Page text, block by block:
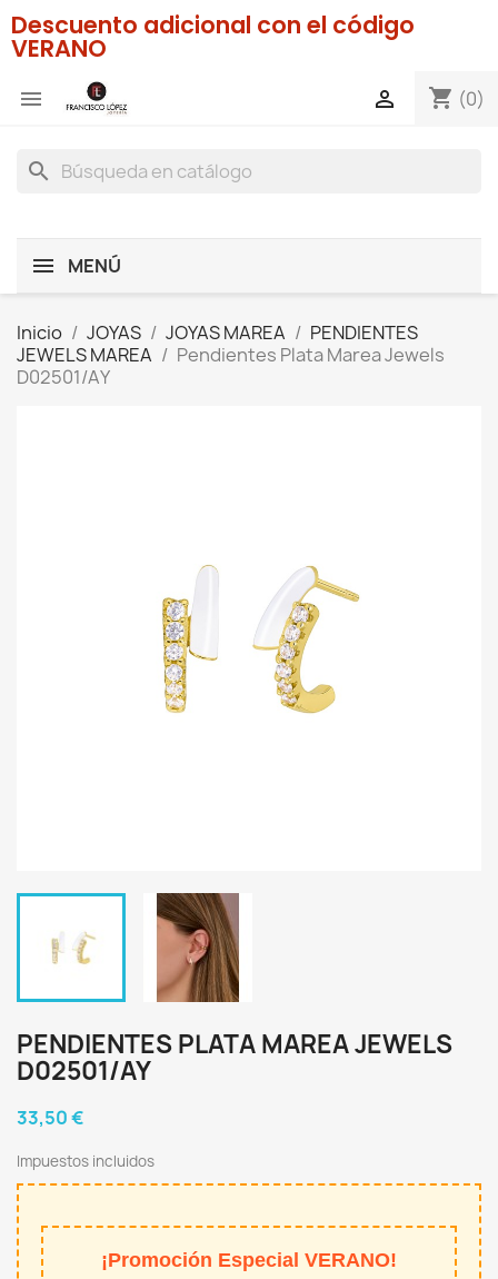
Descuento adicional con el código
VERANO
 shopping_cart (0)

search
MENÚ
Inicio JOYAS JOYAS MAREA
PENDIENTES
JEWELS MAREA
Pendientes Plata Marea Jewels
D02501/AY
PENDIENTES PLATA MAREA JEWELS
D02501/AY
33,50 €
Impuestos incluidos
¡Promoción Especial VERANO!